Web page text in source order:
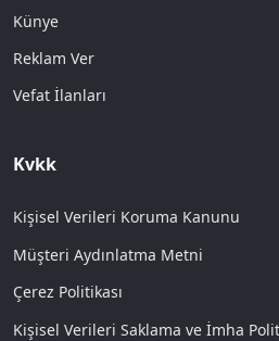
Künye
Reklam Ver
Vefat İlanları
Kvkk
Kişisel Verileri Koruma Kanunu
Müşteri Aydınlatma Metni
Çerez Politikası
Kişisel Verileri Saklama ve İmha